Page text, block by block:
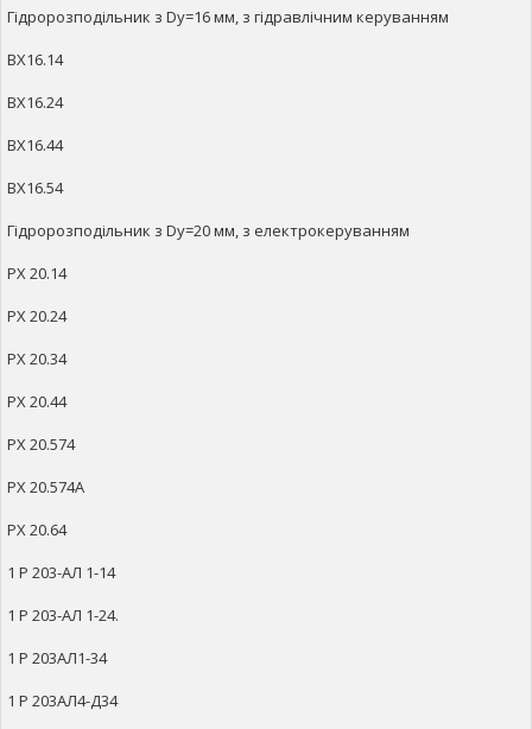
Гідророзподільник з Dy=16 мм, з гідравлічним керуванням
ВХ16.14
ВХ16.24
ВХ16.44
ВХ16.54
Гідророзподільник з Dy=20 мм, з електрокеруванням
РХ 20.14
РХ 20.24
РХ 20.34
РХ 20.44
РХ 20.574
РХ 20.574А
РХ 20.64
1 Р 203-АЛ 1-14
1 Р 203-АЛ 1-24.
1 Р 203АЛ1-34
1 Р 203АЛ4-Д34